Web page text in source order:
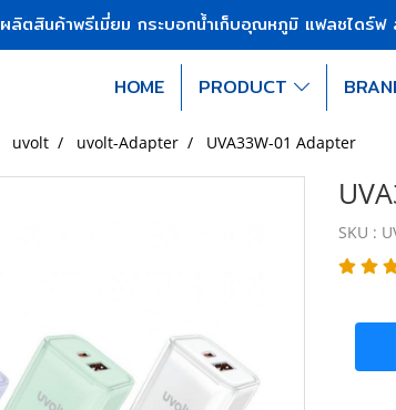
ผลิตสินค้าพรีเมี่ยม กระบอกน้ำเก็บอุณหภูมิ แฟลชไดร์ฟ
HOME PRODUCT
uvolt uvolt-Adapter UVA33W-01 Adapter
SKU :